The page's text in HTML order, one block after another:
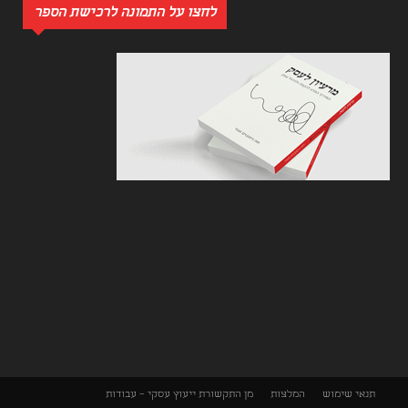
לחצו על התמונה לרכישת הספר
תנאי שימוש המלצות מן התקשורת ייעוץ עסקי – עבודות